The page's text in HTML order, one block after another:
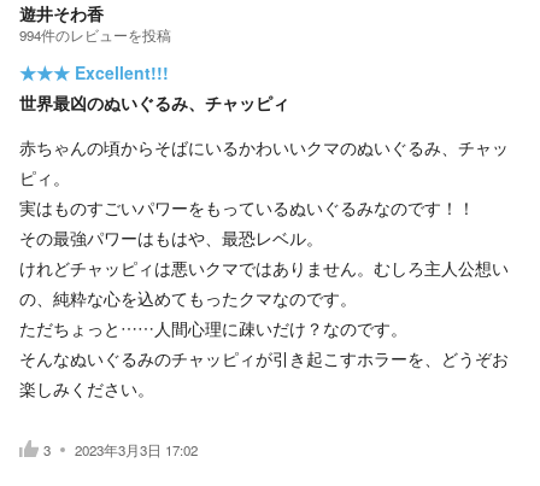
遊井そわ香
994件のレビューを投稿
★★★ Excellent!!!
世界最凶のぬいぐるみ、チャッピィ
赤ちゃんの頃からそばにいるかわいいクマのぬいぐるみ、チャッ
ピィ。
実はものすごいパワーをもっているぬいぐるみなのです！！
その最強パワーはもはや、最恐レベル。
けれどチャッピィは悪いクマではありません。むしろ主人公想い
の、純粋な心を込めてもったクマなのです。
ただちょっと……人間心理に疎いだけ？なのです。
そんなぬいぐるみのチャッピィが引き起こすホラーを、どうぞお
楽しみください。
3 2023年3月3日 17:02